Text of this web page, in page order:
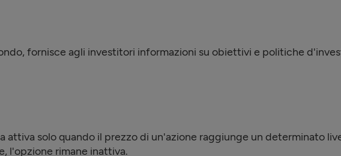
fornisce agli investitori informazioni su obiettivi e politiche
solo quando il prezzo di un'azione raggiunge un determinato
l'opzione rimane inattiva.